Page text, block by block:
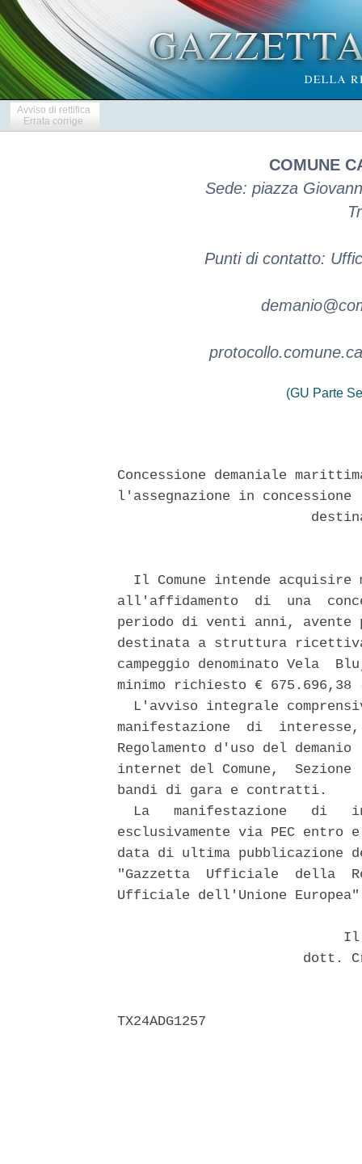
Avviso di rettifica
Errata corrige
COMUNE
Sede: piazza
Punti di contatto:
(GU Parte
Concessione demaniale
l'assegnazione in
Il Comune intende acquisire
all'affidamento  di  una
periodo di venti anni, avente
destinata a struttura
campeggio denominato Vela
minimo richiesto €
L'avviso integrale
manifestazione  di
Regolamento d'uso del
internet del Comune,
bandi di gara e contratti.
La   manifestazione   di
esclusivamente via PEC
data di ultima
"Gazzetta  Ufficiale  della
Ufficiale dell'Unione
dott.